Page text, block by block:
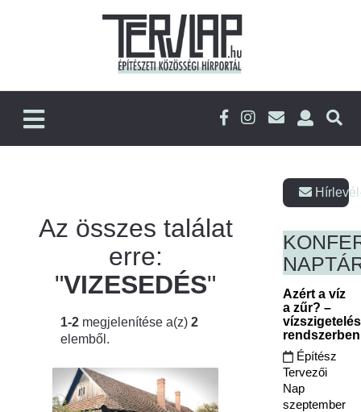
Az összes találat
erre:
"VIZESEDÉS"
1-2 megjelenítése a(z) 2
elemből.
Azért a víz
a zűr? –
Építész
Tervezői
Nap
szeptember